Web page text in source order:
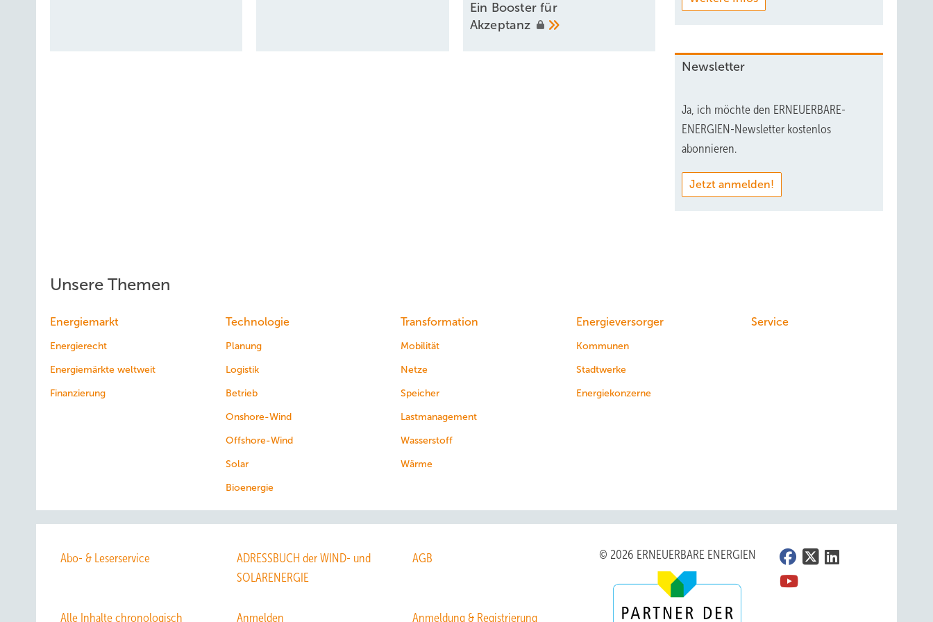
Foto: BWE
Ein Booster für
Akzeptanz
Newsletter
Ja, ich möchte den ERNEUERBARE-
ENERGIEN-Newsletter kostenlos
abonnieren.
Jetzt anmelden!
Unsere Themen
Energiemarkt
Energierecht
Energiemärkte weltweit
Finanzierung
Technologie
Planung
Logistik
Betrieb
Onshore-Wind
Offshore-Wind
Solar
Bioenergie
Transformation
Mobilität
Netze
Speicher
Lastmanagement
Wasserstoff
Wärme
Energieversorger
Kommunen
Stadtwerke
Energiekonzerne
Service
Abo- & Leserservice
ADRESSBUCH der WIND- und
SOLARENERGIE
AGB
Alle Inhalte chronologisch Anmelden Anmeldung & Registrierung
© 2026 ERNEUERBARE ENERGIEN